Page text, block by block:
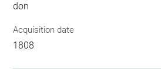
don
Acquisition date
1808